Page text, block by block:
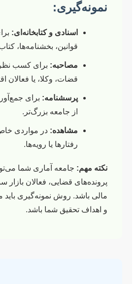
اسنادی و کتابخانه‌ای:برای جمع‌آوری
قوانین، بخشنامه‌ها، کتاب‌ها و مقالات.
برای کسب نظرات متخصصان،
قضات، وکلا، یا فعالان اقتصادی.
برای جمع‌آوری داده‌های کمی
در مواردی خاص برای بررسی
جامعه آماری شما می‌تواند شامل قوانین،
قضایی، فعالان بازار سرمایه، یا مدیران
روش نمونه‌گیری باید متناسب با جامعه
شما باشد.